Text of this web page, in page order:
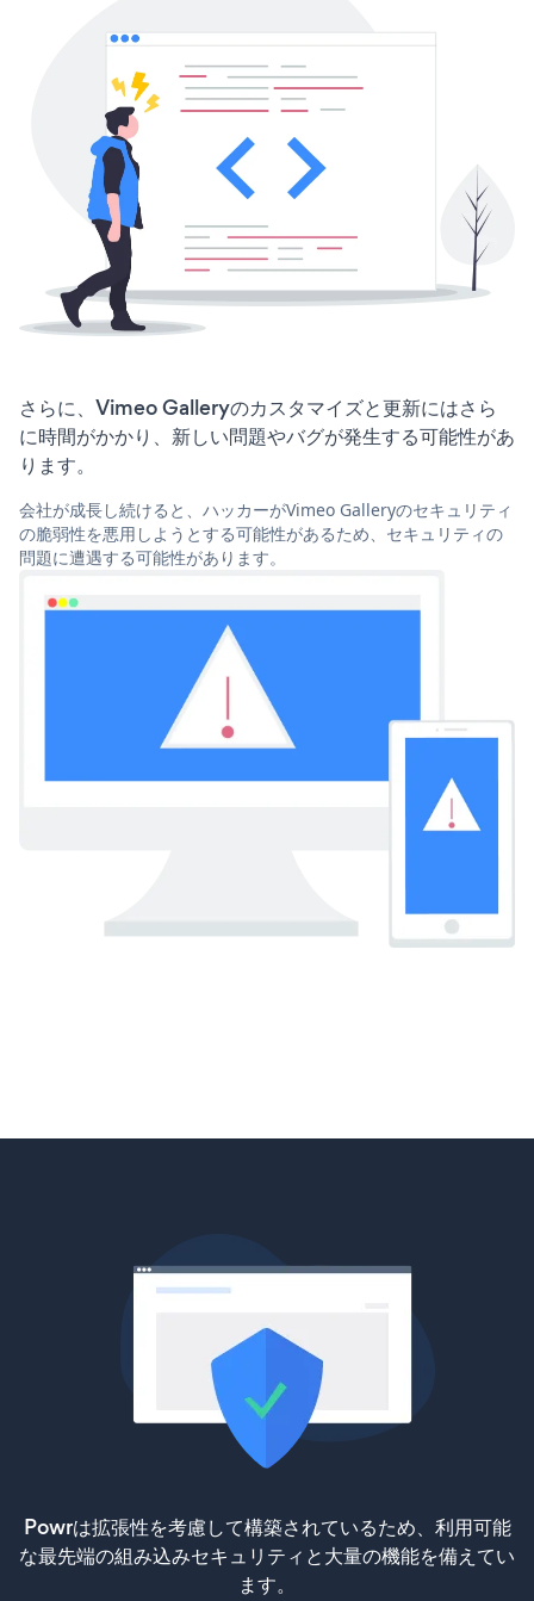
さらに、Vimeo Galleryのカスタマイズと更新にはさら
に時間がかかり、新しい問題やバグが発生する可能性があ
ります。
会社が成長し続けると、ハッカーがVimeo Galleryのセキュリティ
の脆弱性を悪用しようとする可能性があるため、セキュリティの
問題に遭遇する可能性があります。
Powrは拡張性を考慮して構築されているため、利用可能
な最先端の組み込みセキュリティと大量の機能を備えてい
ます。